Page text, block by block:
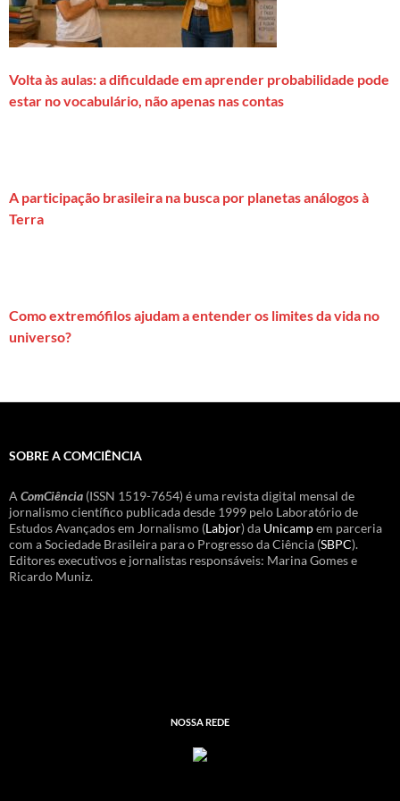
Volta às aulas: a dificuldade em aprender probabilidade pode
estar no vocabulário, não apenas nas contas
A participação brasileira na busca por planetas análogos à
Terra
Como extremófilos ajudam a entender os limites da vida no
universo?
SOBRE A COMCIÊNCIA
A ComCiência (ISSN 1519-7654) é uma revista digital mensal de
jornalismo científico publicada desde 1999 pelo Laboratório de
Estudos Avançados em Jornalismo (Labjor) da Unicampem parceria
com a Sociedade Brasileira para o Progresso da Ciência (SBPC).
Editores executivos e jornalistas responsáveis: Marina Gomes e
Ricardo Muniz.
NOSSA REDE